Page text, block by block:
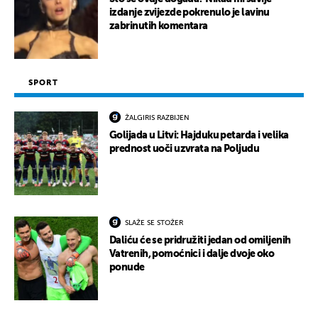
izdanje zvijezde pokrenulo je lavinu
zabrinutih komentara
SPORT
ŽALGIRIS RAZBIJEN
Golijada u Litvi: Hajduku petarda i velika
prednost uoči uzvrata na Poljudu
SLAŽE SE STOŽER
Daliću će se pridružiti jedan od omiljenih
Vatrenih, pomoćnici i dalje dvoje oko
ponude